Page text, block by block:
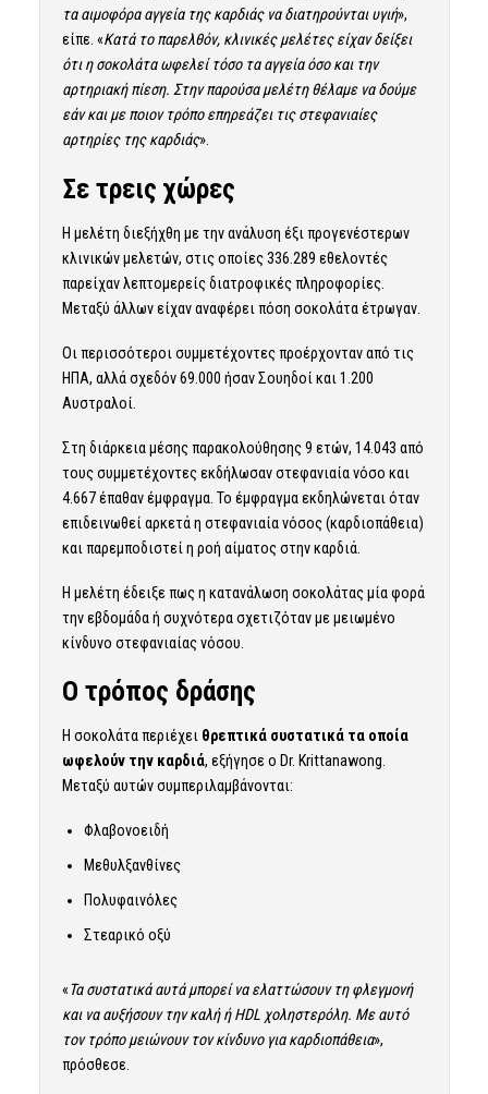
τα αιμοφόρα αγγεία της καρδιάς να διατηρούνται υγιή»,
είπε. «Κατά το παρελθόν, κλινικές μελέτες είχαν δείξει
ότι η σοκολάτα ωφελεί τόσο τα αγγεία όσο και την
αρτηριακή πίεση. Στην παρούσα μελέτη θέλαμε να δούμε
εάν και με ποιον τρόπο επηρεάζει τις στεφανιαίες
αρτηρίες της καρδιάς».
Σε τρεις χώρες
Η μελέτη διεξήχθη με την ανάλυση έξι προγενέστερων
κλινικών μελετών, στις οποίες 336.289 εθελοντές
παρείχαν λεπτομερείς διατροφικές πληροφορίες.
Μεταξύ άλλων είχαν αναφέρει πόση σοκολάτα έτρωγαν.
Οι περισσότεροι συμμετέχοντες προέρχονταν από τις
ΗΠΑ, αλλά σχεδόν 69.000 ήσαν Σουηδοί και 1.200
Αυστραλοί.
Στη διάρκεια μέσης παρακολούθησης 9 ετών, 14.043 από
τους συμμετέχοντες εκδήλωσαν στεφανιαία νόσο και
4.667 έπαθαν έμφραγμα. Το έμφραγμα εκδηλώνεται όταν
επιδεινωθεί αρκετά η στεφανιαία νόσος (καρδιοπάθεια)
και παρεμποδιστεί η ροή αίματος στην καρδιά.
Η μελέτη έδειξε πως η κατανάλωση σοκολάτας μία φορά
την εβδομάδα ή συχνότερα σχετιζόταν με μειωμένο
κίνδυνο στεφανιαίας νόσου.
Ο τρόπος δράσης
Η σοκολάτα περιέχει θρεπτικά συστατικά τα οποία
ωφελούν την καρδιά, εξήγησε ο Dr. Krittanawong.
Μεταξύ αυτών συμπεριλαμβάνονται:
Φλαβονοειδή
Μεθυλξανθίνες
Πολυφαινόλες
Στεαρικό οξύ
«Τα συστατικά αυτά μπορεί να ελαττώσουν τη φλεγμονή
και να αυξήσουν την καλή ή HDL χοληστερόλη. Με αυτό
τον τρόπο μειώνουν τον κίνδυνο για καρδιοπάθεια»,
πρόσθεσε.